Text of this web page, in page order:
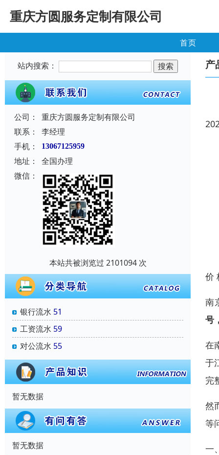
重庆方圆服务定制有限公司
首页
站内搜索：
公司：
重庆方圆服务定制有限公司
联系：
李经理
手机：
13067125959
地址：
全国办理
微信：
本站共被浏览过 2101094 次
银行流水 51
工资流水 59
对公流水 55
暂无数据
暂无数据
产
价
南
号
在
于
完
然
等
一